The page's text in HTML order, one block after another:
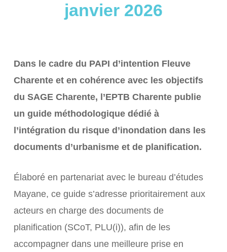
janvier 2026
Dans le cadre du PAPI d’intention Fleuve
Charente et en cohérence avec les objectifs
du SAGE Charente, l’EPTB Charente publie
un guide méthodologique dédié à
l’intégration du risque d’inondation dans les
documents d’urbanisme et de planification.
Élaboré en partenariat avec le bureau d’études
Mayane, ce guide s’adresse prioritairement aux
acteurs en charge des documents de
planification (SCoT, PLU(i)), afin de les
accompagner dans une meilleure prise en